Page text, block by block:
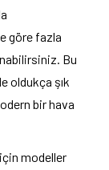
göre fazla
Bu
oldukça şık
bir hava
modeller